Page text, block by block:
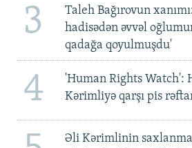
3
Taleh Bağırovun
hadisədən əvvəl
qadağa qoyulmuşdu'
4
'Human Rights Watch':
Kərimliyə qarşı pis
Əli Kərimlinin